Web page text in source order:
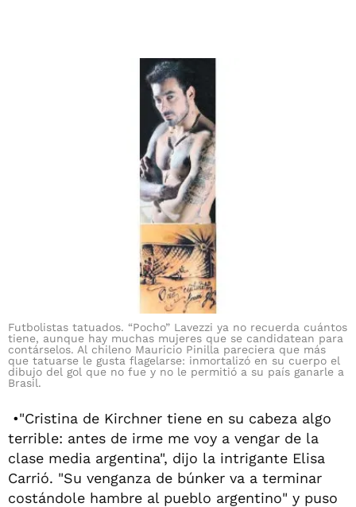
Futbolistas tatuados. “Pocho” Lavezzi ya no recuerda cuántos
tiene, aunque hay muchas mujeres que se candidatean para
contárselos. Al chileno Mauricio Pinilla pareciera que más
que tatuarse le gusta flagelarse: inmortalizó en su cuerpo el
dibujo del gol que no fue y no le permitió a su país ganarle a
Brasil.
•"Cristina de Kirchner tiene en su cabeza algo
terrible: antes de irme me voy a vengar de la
clase media argentina", dijo la intrigante Elisa
Carrió. "Su venganza de búnker va a terminar
costándole hambre al pueblo argentino" y puso